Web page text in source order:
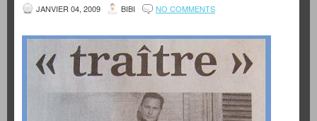
JANVIER 04, 2009 BIBI NO COMMENTS